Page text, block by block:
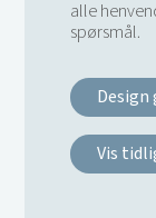
alle
spørsmål.
Design
Vis